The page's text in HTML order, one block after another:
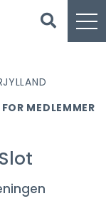
MEDLEMMER